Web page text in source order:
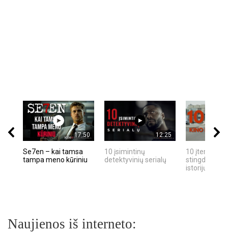
17:50
Se7en – kai tamsa
tampa meno kūriniu
12:25
10 įsimintinų
detektyvinių serialų
10 įtemptų,
stingdančių
istorijų
Naujienos iš interneto: